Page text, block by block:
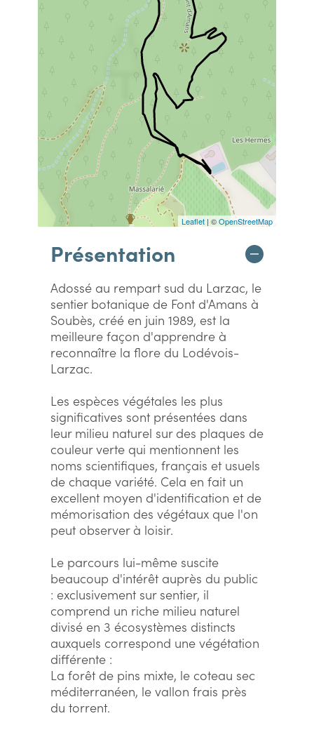
Leaflet | ©OpenStreetMap
Présentation
Adossé au rempart sud du Larzac, le
sentier botanique de Font d'Amans à
Soubès, créé en juin 1989, est la
meilleure façon d'apprendre à
reconnaître la flore du Lodévois-
Larzac.
Les espèces végétales les plus
significatives sont présentées dans
leur milieu naturel sur des plaques de
couleur verte qui mentionnent les
noms scientifiques, français et usuels
de chaque variété. Cela en fait un
excellent moyen d'identification et de
mémorisation des végétaux que l'on
peut observer à loisir.
Le parcours lui-même suscite
beaucoup d'intérêt auprès du public
: exclusivement sur sentier, il
comprend un riche milieu naturel
divisé en 3 écosystèmes distincts
auxquels correspond une végétation
différente :
La forêt de pins mixte, le coteau sec
méditerranéen, le vallon frais près
du torrent.